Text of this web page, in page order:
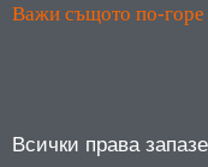
Важи същото по-горе
Всички права